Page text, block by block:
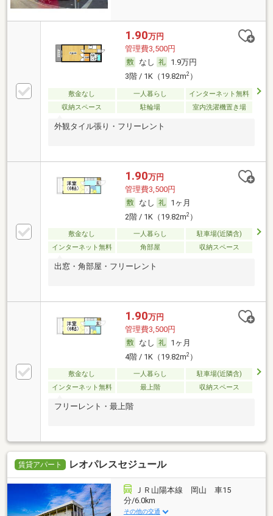
1.90万円
管理費3,500円
なし
1.9万円
3階 / 1K（19.82m2）
敷金なし 一人暮らし
インターネット無料
収納スペース
駐輪場 室内洗濯機置き場
外観タイル張り・フリーレント
1.90万円
管理費3,500円
なし
1ヶ月
2階 / 1K（19.82m2）
敷金なし 一人暮らし
駐車場(近隣含)
インターネット無料
角部屋 収納スペース
出窓・角部屋・フリーレント
1.90万円
管理費3,500円
なし
1ヶ月
4階 / 1K（19.82m2）
敷金なし 一人暮らし
駐車場(近隣含)
インターネット無料
最上階 収納スペース
フリーレント・最上階
賃貸アパート レオパレスセジュール
ＪＲ山陽本線 岡山 車15
分/6.0km
その他の交通